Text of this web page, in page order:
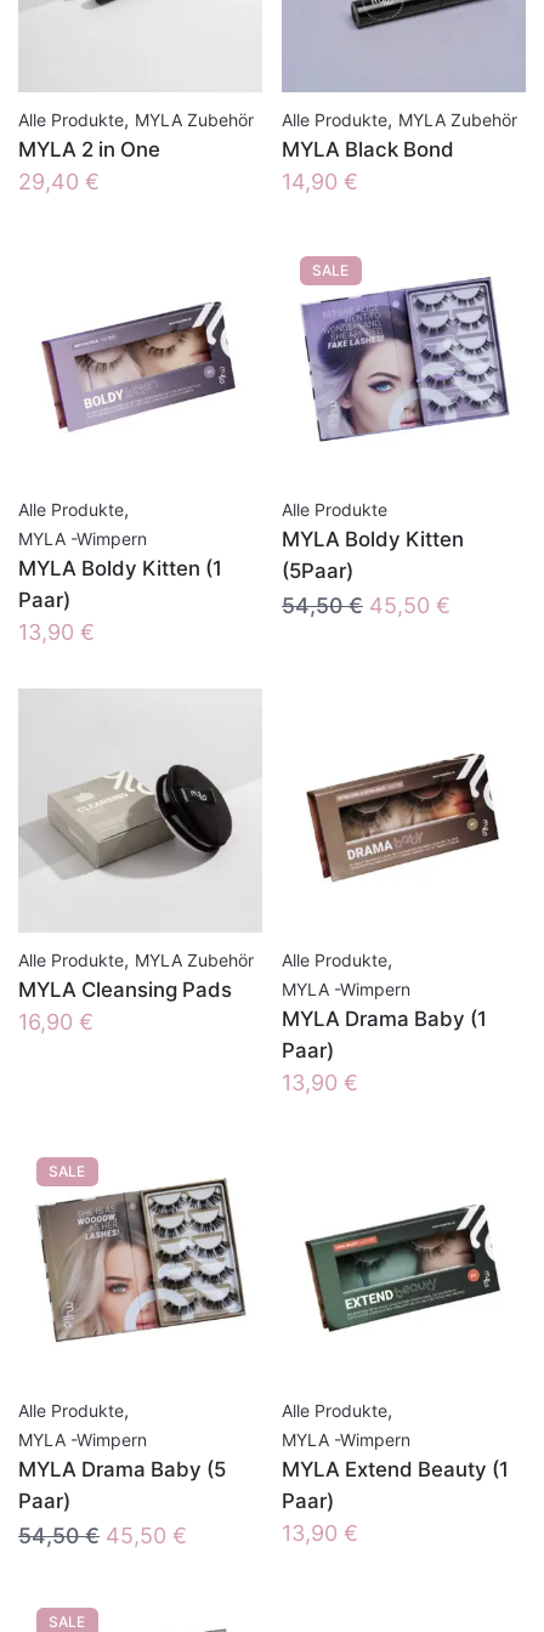
Alle Produkte, MYLA Zubehör
MYLA 2 in One
29,40 €
Alle Produkte, MYLA Zubehör
MYLA Black Bond
14,90 €
Alle Produkte,
MYLA -Wimpern
MYLA Boldy Kitten (1
Paar)
13,90 €
SALE
Alle Produkte
MYLA Boldy Kitten
(5Paar)
54,50€ Ursprünglicher
45,50 €
Alle Produkte, MYLA Zubehör
MYLA Cleansing Pads
16,90 €
Alle Produkte,
MYLA -Wimpern
MYLA Drama Baby (1
Paar)
13,90 €
SALE
Alle Produkte,
MYLA -Wimpern
MYLA Drama Baby (5
Paar)
54,50€ Ursprünglicher
45,50 €
Alle Produkte,
MYLA -Wimpern
MYLA Extend Beauty (1
Paar)
13,90 €
SALE